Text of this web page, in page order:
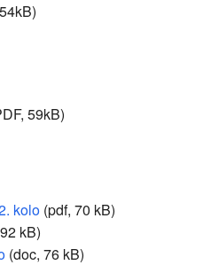
59kB)
kolo(pdf, 70 kB)
kB)
(doc, 76 kB)